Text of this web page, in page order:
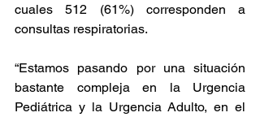
cuales 512 (61%) corresponden a
consultas respiratorias.
“Estamos pasando por una situación
bastante compleja en la Urgencia
Pediátrica y la Urgencia Adulto, en el